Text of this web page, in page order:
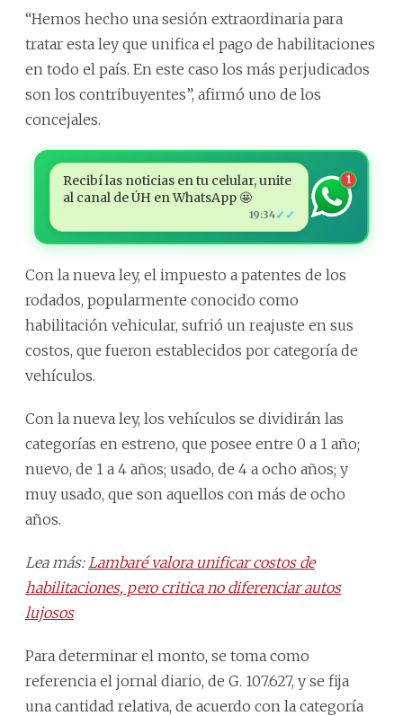
“Hemos hecho una sesión extraordinaria para
tratar esta ley que unifica el pago de habilitaciones
en todo el país. En este caso los más perjudicados
son los contribuyentes”, afirmó uno de los
concejales.
Recibí las noticias en tu celular, unite
al canal de ÚH en WhatsApp 🤩
19:34✓✓
1
Con la nueva ley, el impuesto a patentes de los
rodados, popularmente conocido como
habilitación vehicular, sufrió un reajuste en sus
costos, que fueron establecidos por categoría de
vehículos.
Con la nueva ley, los vehículos se dividirán las
categorías en estreno, que posee entre 0 a 1 año;
nuevo, de 1 a 4 años; usado, de 4 a ocho años; y
muy usado, que son aquellos con más de ocho
años.
Lea más: Lambaré valora unificar costos de
habilitaciones, pero critica no diferenciar autos
lujosos
Para determinar el monto, se toma como
referencia el jornal diario, de G. 107.627, y se fija
una cantidad relativa, de acuerdo con la categoría